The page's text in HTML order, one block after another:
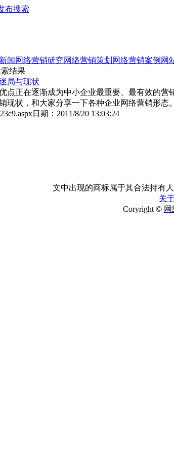
布搜索
闻 网络营销研究网络营销策划 网络营销案例 网
结果
局与现状
点正在逐渐成为中小企业最重要、最有效的
现状，和大家分享一下各种企业网络营销形态。
日期： 2011/8/20 13:03:24
文中出现的商标属于其合法持有
关
Coryright © 网